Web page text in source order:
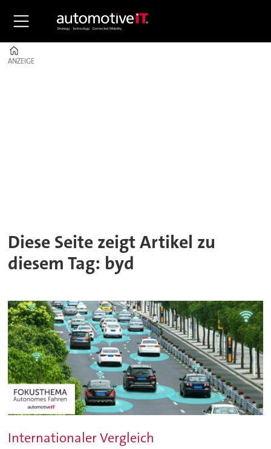
ANZEIGE
ANZEIGE
Diese Seite zeigt Artikel zu
diesem Tag: byd
Internationaler Vergleich